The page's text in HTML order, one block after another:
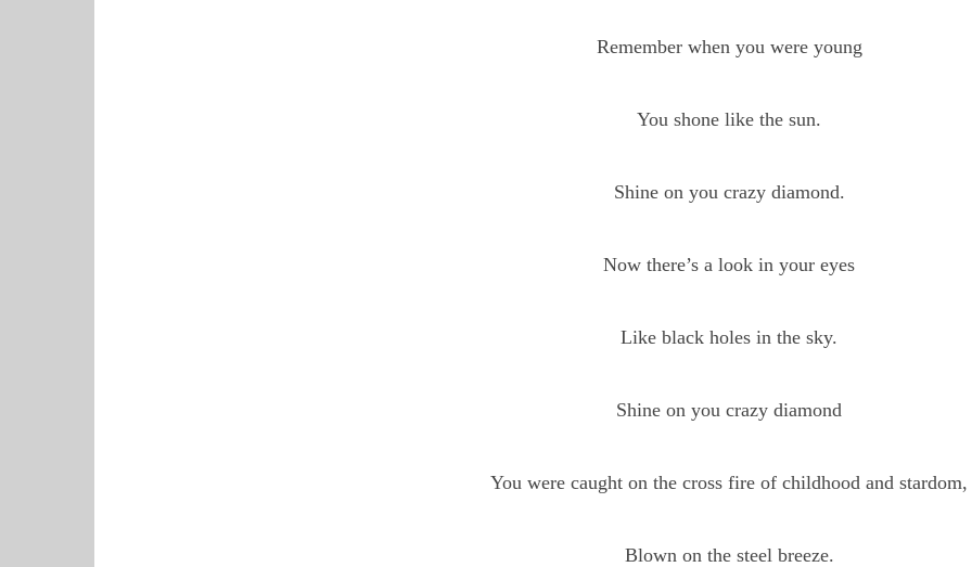
Remember when you were young
You shone like the sun.
Shine on you crazy diamond.
Now there’s a look in your eyes
Like black holes in the sky.
Shine on you crazy diamond
You were caught on the cross fire of childhood and stardom,
Blown on the steel breeze.